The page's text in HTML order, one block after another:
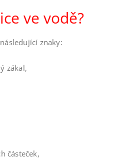
ve vodě?
znaky:
zákal,
částeček,